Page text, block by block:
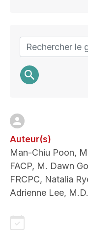
Search
Auteur(s)
Man-Chiu Poon,
FACP, M. Dawn
FRCPC, Natalia
Adrienne Lee,